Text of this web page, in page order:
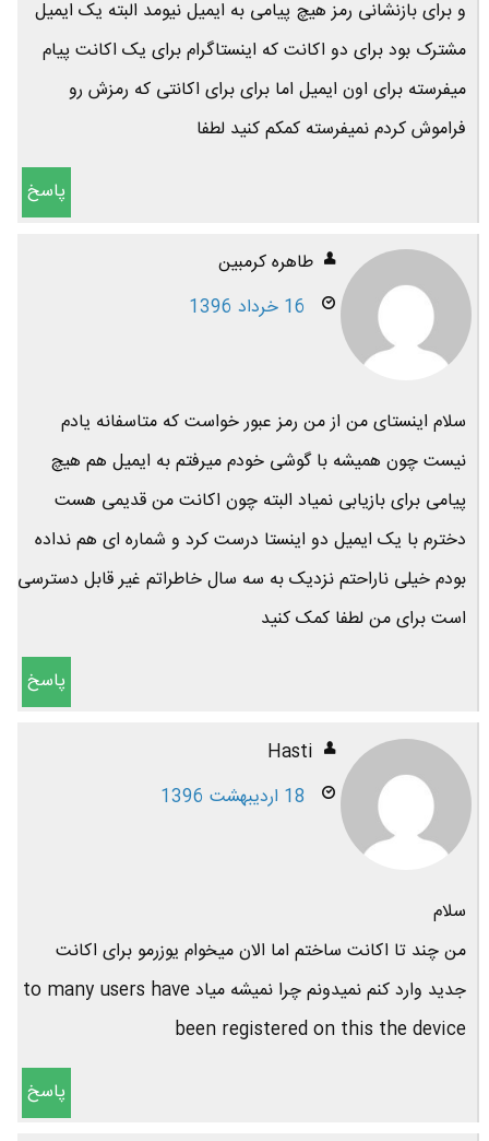
و برای بازنشانی رمز هیچ پیامی به ایمیل نیومد البته یک ایمیل
مشترک بود برای دو اکانت که اینستاگرام برای یک اکانت پیام
میفرسته برای اون ایمیل اما برای برای اکانتی که رمزش رو
فراموش کردم نمیفرسته کمکم کنید لطفا
پاسخ
طاهره کرمبین
16 خرداد 1396
سلام اینستای من از من رمز عبور خواست که متاسفانه یادم
نیست چون همیشه با گوشی خودم میرفتم به ایمیل هم هیچ
پیامی برای بازیابی نمیاد البته چون اکانت من قدیمی هست
دخترم با یک ایمیل دو اینستا درست کرد و شماره ای هم نداده
بودم خیلی ناراحتم نزدیک به سه سال خاطراتم غیر قابل دسترسی
است برای من لطفا کمک کنید
پاسخ
Hasti
18 اردیبهشت 1396
سلام
من چند تا اکانت ساختم اما الان میخوام یوزرمو برای اکانت
جدید وارد کنم نمیدونم چرا نمیشه میاد to many users have
been registered on this the device
پاسخ